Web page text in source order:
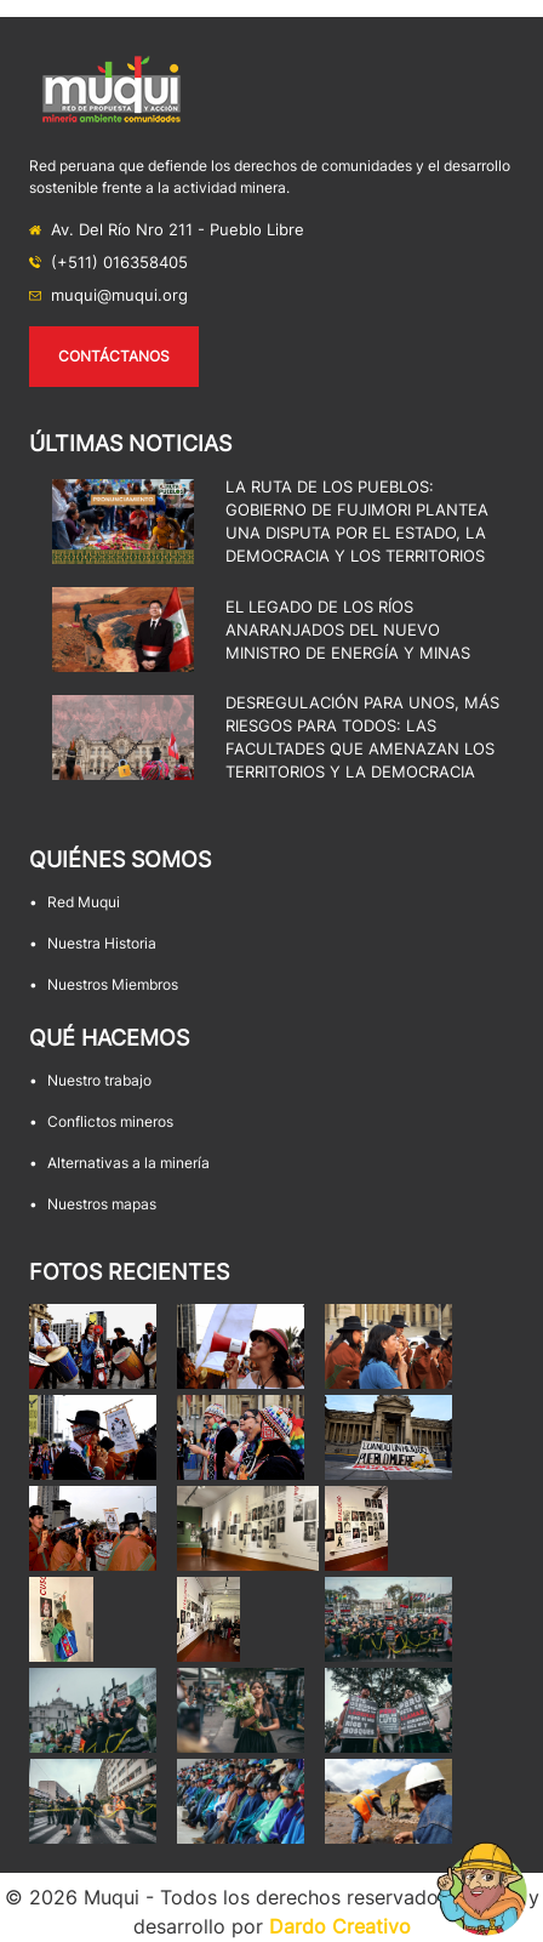
Red peruana que defiende los derechos de comunidades y el desarrollo
sostenible frente a la actividad minera.
Av. Del Río Nro 211 - Pueblo Libre
(+511) 016358405
muqui@muqui.org
CONTÁCTANOS
ÚLTIMAS NOTICIAS
LA RUTA DE LOS PUEBLOS:
GOBIERNO DE FUJIMORI PLANTEA
UNA DISPUTA POR EL ESTADO, LA
DEMOCRACIA Y LOS TERRITORIOS
EL LEGADO DE LOS RÍOS
ANARANJADOS DEL NUEVO
MINISTRO DE ENERGÍA Y MINAS
DESREGULACIÓN PARA UNOS, MÁS
RIESGOS PARA TODOS: LAS
FACULTADES QUE AMENAZAN LOS
TERRITORIOS Y LA DEMOCRACIA
QUIÉNES SOMOS
• Red Muqui
• Nuestra Historia
• Nuestros Miembros
QUÉ HACEMOS
• Nuestro trabajo
• Conflictos mineros
• Alternativas a la minería
• Nuestros mapas
FOTOS RECIENTES
© 2026 Muqui - Todos los derechos reservados. Diseño y
desarrollo por Dardo Creativo